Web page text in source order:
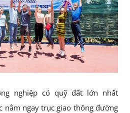
nghiệp có quỹ đất lớn nhất
nằm ngay trục giao thông đường